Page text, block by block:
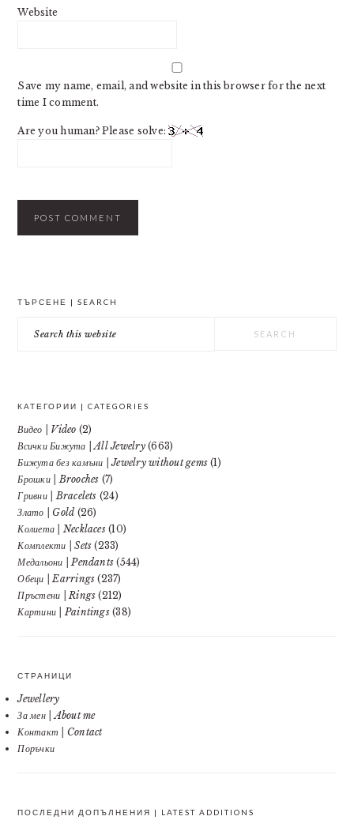
Website
Save my name, email, and website in this browser for the next
time I comment.
Are you human? Please solve:
ТЪРСЕНЕ | SEARCH
this
КАТЕГОРИИ | CATEGORIES
Видео | Video (2)
Всички Бижута | All Jewelry(663)
Бижута без камъни | Jewelry without gems (1)
Брошки | Brooches (7)
Гривни | Bracelets (24)
Злато | Gold (26)
Колиета | Necklaces(10)
Комплекти | Sets (233)
Медальони | Pendants (544)
Обеци | Earrings (237)
Пръстени | Rings (212)
Картини | Paintings(38)
СТРАНИЦИ
Jewellery
За мен | About me
Контакт | Contact
Поръчки
ПОСЛЕДНИ ДОПЪЛНЕНИЯ | LATEST ADDITIONS